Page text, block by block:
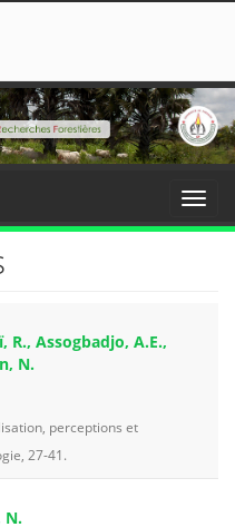
Menu
R., Assogbadjo, A.E.,
N.
perceptions et
27-41.
N.